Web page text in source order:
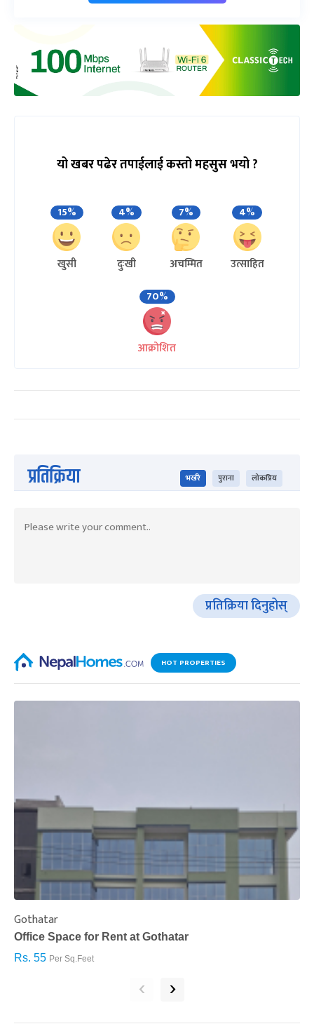
यो खबर पढेर तपाईलाई कस्तो महसुस भयो ?
15%
खुसी
4%
दुःखी
7%
अचम्मित
4%
उत्साहित
70%
आक्रोशित
प्रतिक्रिया भर्खरै पुराना लोकप्रिय
प्रतिक्रिया दिनुहोस्
HOT PROPERTIES
Gothatar
Office Space for Rent at Gothatar
Rs. 55 Per Sq.Feet
‹ ›